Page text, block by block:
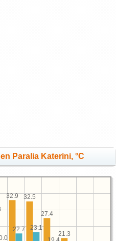
Paralia Katerini, °C
21.3
27.4
32.5
32.9
23.1
22.7